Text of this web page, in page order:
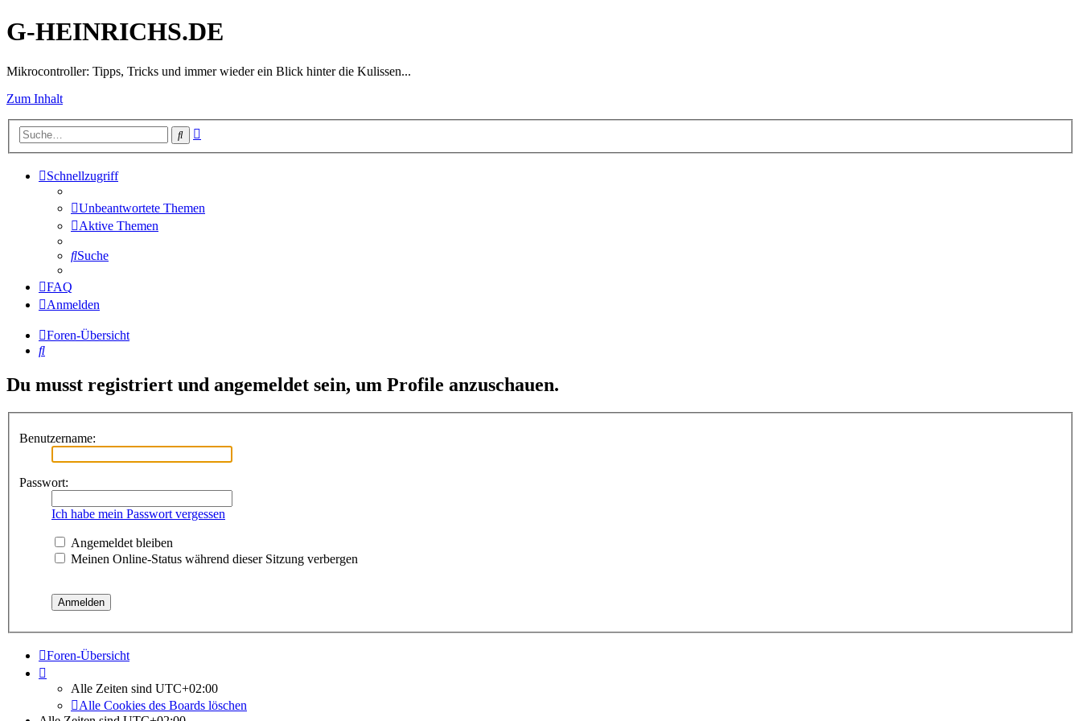
G-HEINRICHS.DE
Mikrocontroller: Tipps, Tricks und immer wieder ein Blick hinter die Kulissen...
Zum Inhalt
Suche
Schnellzugriff
Unbeantwortete Themen
Aktive Themen
Suche
FAQ
Anmelden
Foren-Übersicht
Suche
Du musst registriert und angemeldet sein, um Profile anzuschauen.
Benutzername:
Passwort:
Ich habe mein Passwort vergessen
Angemeldet bleiben
Meinen Online-Status während dieser Sitzung verbergen
Foren-Übersicht
Alle Zeiten sind UTC+02:00
Alle Cookies des Boards löschen